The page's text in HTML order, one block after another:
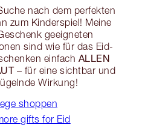
nach dem perfekten
zum Kinderspiel! Meine
geeigneten
sind wie für das Eid-
einfach ALLEN
– für eine sichtbar und
Wirkung!
shoppen
gifts for Eid